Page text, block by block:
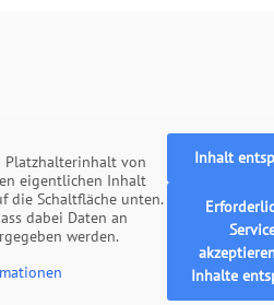
Platzhalterinhalt von
eigentlichen Inhalt
die Schaltfläche unten.
dabei Daten an
werden.
Inhalt
Inhalte